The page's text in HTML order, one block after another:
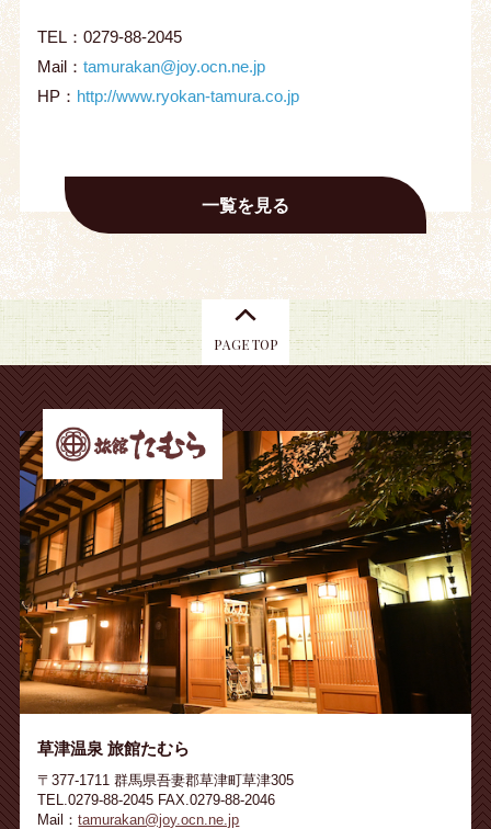
TEL：0279-88-2045
Mail：tamurakan@joy.ocn.ne.jp
HP： http://www.ryokan-tamura.co.jp
一覧を見る
PAGE TOP
草津温泉 旅館たむら
〒377-1711 群馬県吾妻郡草津町草津305
TEL.0279-88-2045 FAX.0279-88-2046
Mail：tamurakan@joy.ocn.ne.jp